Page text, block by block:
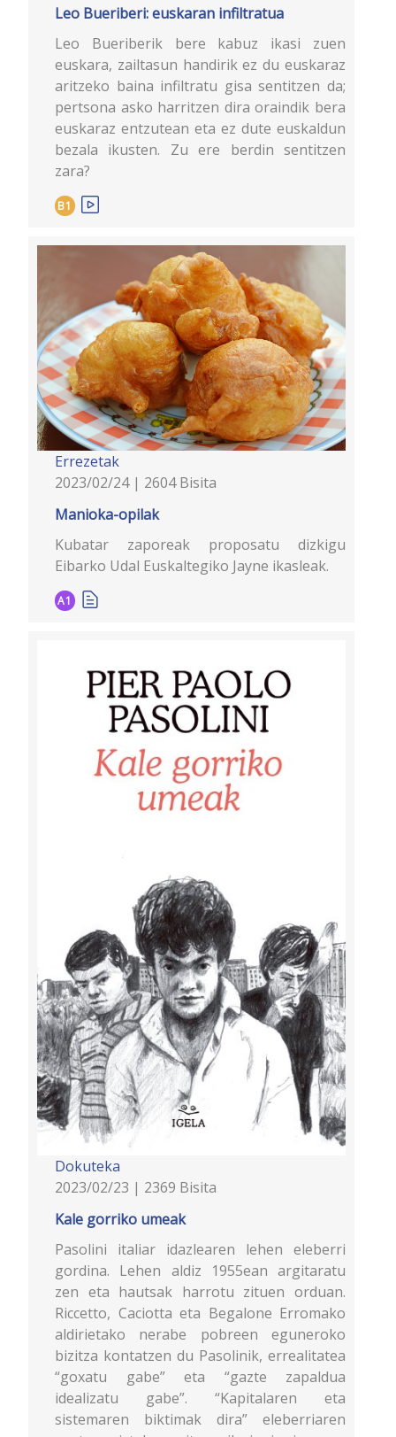
Leo Bueriberi: euskaran infiltratua
Leo Bueriberik bere kabuz ikasi zuen
euskara, zailtasun handirik ez du euskaraz
aritzeko baina infiltratu gisa sentitzen da;
pertsona asko harritzen dira oraindik bera
euskaraz entzutean eta ez dute euskaldun
bezala ikusten. Zu ere berdin sentitzen
zara?
B1
Errezetak
2023/02/24 | 2604 Bisita
Manioka-opilak
Kubatar zaporeak proposatu dizkigu
Eibarko Udal Euskaltegiko Jayne ikasleak.
A1
Dokuteka
2023/02/23 | 2369 Bisita
Kale gorriko umeak
Pasolini italiar idazlearen lehen eleberri
gordina. Lehen aldiz 1955ean argitaratu
zen eta hautsak harrotu zituen orduan.
Riccetto, Caciotta eta Begalone Erromako
aldirietako nerabe pobreen eguneroko
bizitza kontatzen du Pasolinik, errealitatea
“goxatu gabe” eta “gazte zapaldua
idealizatu gabe”. “Kapitalaren eta
sistemaren biktimak dira” eleberriaren